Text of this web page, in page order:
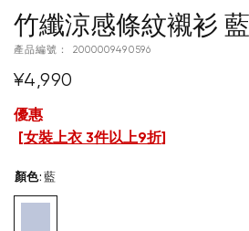
竹纖涼感條紋襯衫 藍
產品編號： 2000009490596
¥4,990
優惠
女裝上衣 3件以上9折]
顏色: 藍